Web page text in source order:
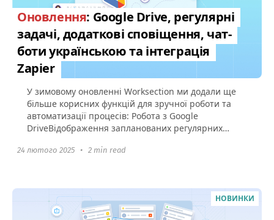
Оновлення: Google Drive, регулярні
задачі, додаткові сповіщення, чат-
боти українською та інтеграція
Zapier
У зимовому оновленні Worksection ми додали ще
більше корисних функцій для зручної роботи та
автоматизації процесів: Робота з Google
DriveВідображення запланованих регулярних
24 лютого 2025 • 2 min read
НОВИНКИ